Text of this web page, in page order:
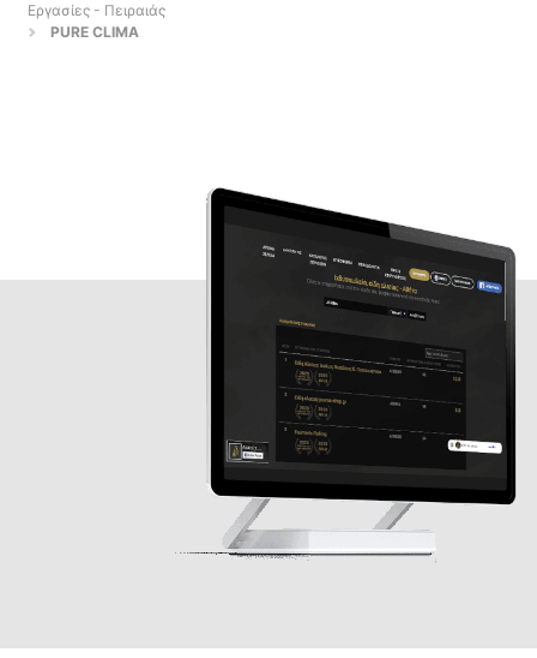
Εργασίες - Πειραιάς
PURE CLIMA